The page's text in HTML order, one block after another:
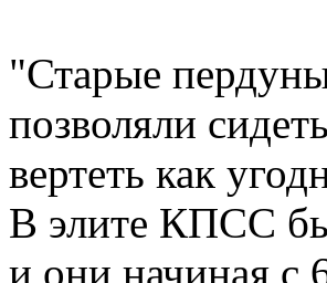
"Старые
позволяли
вертеть как
В элите КПСС
и они начиная с